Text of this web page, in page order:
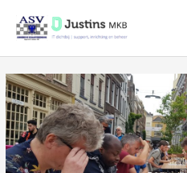
naar
inhoud
Bericht
navigatie